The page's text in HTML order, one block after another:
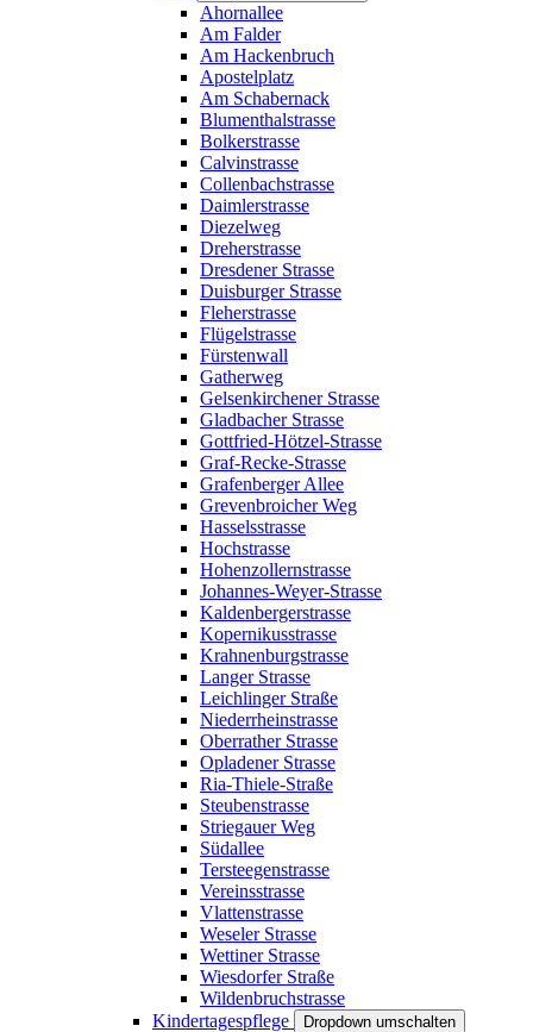
Ahornallee
Am Falder
Am Hackenbruch
Apostelplatz
Am Schabernack
Blumenthalstrasse
Bolkerstrasse
Calvinstrasse
Collenbachstrasse
Daimlerstrasse
Diezelweg
Dreherstrasse
Dresdener Strasse
Duisburger Strasse
Fleherstrasse
Flügelstrasse
Fürstenwall
Gatherweg
Gelsenkirchener Strasse
Gladbacher Strasse
Gottfried-Hötzel-Strasse
Graf-Recke-Strasse
Grafenberger Allee
Grevenbroicher Weg
Hasselsstrasse
Hochstrasse
Hohenzollernstrasse
Johannes-Weyer-Strasse
Kaldenbergerstrasse
Kopernikusstrasse
Krahnenburgstrasse
Langer Strasse
Leichlinger Straße
Niederrheinstrasse
Oberrather Strasse
Opladener Strasse
Ria-Thiele-Straße
Steubenstrasse
Striegauer Weg
Südallee
Tersteegenstrasse
Vereinsstrasse
Vlattenstrasse
Weseler Strasse
Wettiner Strasse
Wiesdorfer Straße
Wildenbruchstrasse
Kindertagespflege
Dropdown umschalten